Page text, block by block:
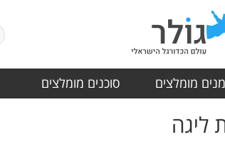
מומלצים סוכנים מומלצים
ליגה